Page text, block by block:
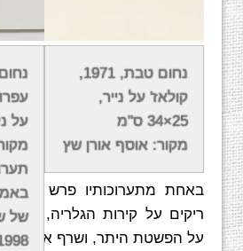
נחום טבת, 1971,
קולאז' על נייר,
25×34 ס"מ
מקור: אוסף אורן שץ
על נייר,
בתהליכים אותם יוצר טבת
והפשטה של הרעיון עד כמה
המהות הפנימית של היצירה.
הרב שהוא עושה בחפצים דמויי
לא הופכות עבודותיו
באחת מתערוכותיו פרש טבת
ריקים על קירות הגלריה,
על הפשטת היתר, ושרף את אחד